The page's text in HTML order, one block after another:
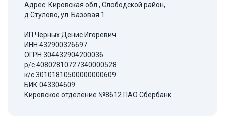
Адрес: Кировская обл., Слободской район,
д.Стулово, ул. Базовая 1
ИП Черных Денис Игоревич
ИНН 432900326697
ОГРН 304432904200036
р/с 40802810727340000528
к/с 30101810500000000609
БИК 043304609
Кировское отделение №8612 ПАО Сбербанк